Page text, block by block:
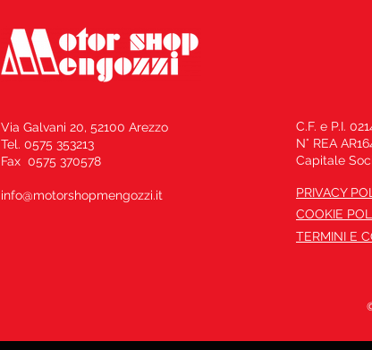
Via Galvani 20, 52100 Arezzo
Tel. 0575 353213
Fax 0575 370578
info@motorshopmengozzi.it
C.F. e P.I.
N° REA
Capitale
PRIVACY
COOKIE
TERMINI E